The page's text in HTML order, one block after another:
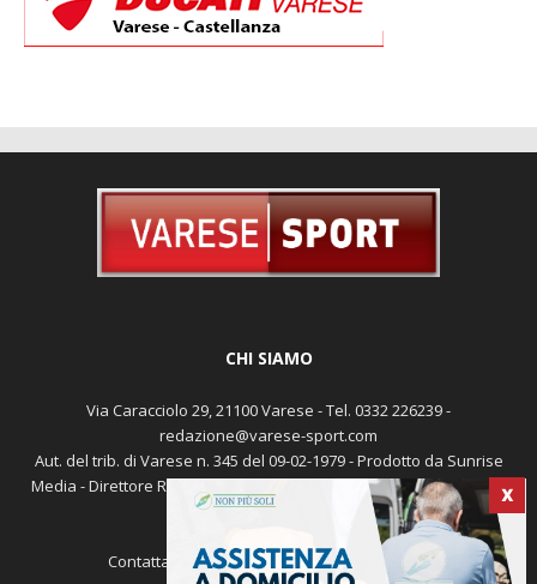
X
CHI SIAMO
Via Caracciolo 29, 21100 Varese - Tel. 0332 226239 -
redazione@varese-sport.com
Aut. del trib. di Varese n. 345 del 09-02-1979 - Prodotto da Sunrise
Media - Direttore Responsabile: Michele Marocco -Cookie policy
Pubblicità
Contattaci: redazione@varese-sport.com